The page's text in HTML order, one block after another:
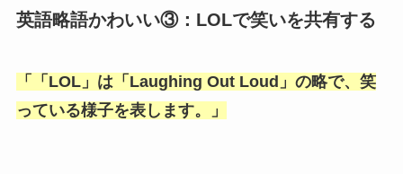
英語略語かわいい③：LOLで笑いを共有する
「 「LOL」は「 Laughing Out Loud 」の略で、笑
っている様子を表します。」